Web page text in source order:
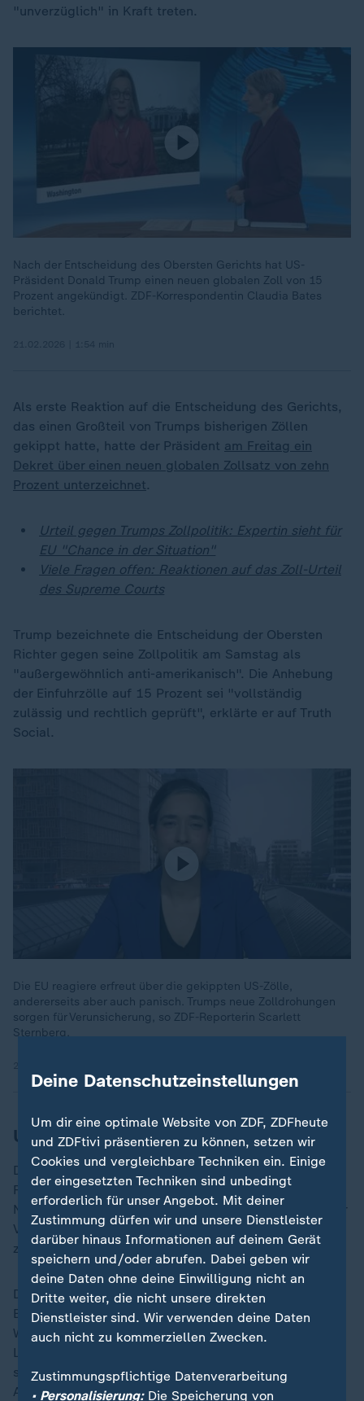
"unverzüglich" in Kraft treten.
Nach der Entscheidung des Obersten Gerichts hat US-
Präsident Donald Trump einen neuen globalen Zoll von 15
Prozent angekündigt. ZDF-Korrespondentin Claudia Bates
berichtet.
Als erste Reaktion auf die Entscheidung des Gerichts,
das einen Großteil von Trumps bisherigen Zöllen
gekippt hatte, hatte der Präsident am Freitag ein
Dekret über einen neuen globalen Zollsatz von zehn
Prozent unterzeichnet.
Urteil gegen Trumps Zollpolitik: Expertin sieht für
EU "Chance in der Situation"
Viele Fragen offen: Reaktionen auf das Zoll-Urteil
des Supreme Courts
Trump bezeichnete die Entscheidung der Obersten
Richter gegen seine Zollpolitik am Samstag als
"außergewöhnlich anti-amerikanisch". Die Anhebung
der Einfuhrzölle auf 15 Prozent sei "vollständig
zulässig und rechtlich geprüft", erklärte er auf Truth
Social.
Die EU reagiere erfreut über die gekippten US-Zölle,
andererseits aber auch panisch. Trumps neue Zolldrohungen
sorgen für Verunsicherung, so ZDF-Reporterin Scarlett
Sternberg.
US-Gericht kippt viele Zölle Trumps
Das Oberste Gericht der Vereinigten Staaten hatte am
Freitag erklärt, das von Trump bemühte
Notstandsgesetz ermächtige den Präsidenten nicht zur
Verhängung von Zöllen. Hierfür sei der Kongress
zuständig.
Das Richtervotum kippte etwa den 15-prozentigen
Basiszoll für die meisten aus derEUimportierten
Waren sowie die US-Importzölle für zahlreiche weitere
Länder. Nicht betroffen sind hingegen die
sektorspezifischen Zölle etwa auf Autos, Stahl und
Aluminium. Das Urteil ist die bisher größte Niederlage
Deine Datenschutzeinstellungen
Um dir eine optimale Website von ZDF, ZDFheute
und ZDFtivi präsentieren zu können, setzen wir
Cookies und vergleichbare Techniken ein. Einige
der eingesetzten Techniken sind unbedingt
erforderlich für unser Angebot. Mit deiner
Zustimmung dürfen wir und unsere Dienstleister
darüber hinaus Informationen auf deinem Gerät
speichern und/oder abrufen. Dabei geben wir
deine Daten ohne deine Einwilligung nicht an
Dritte weiter, die nicht unsere direkten
Dienstleister sind. Wir verwenden deine Daten
auch nicht zu kommerziellen Zwecken.
Zustimmungspflichtige Datenverarbeitung
• Personalisierung:Die Speicherung von